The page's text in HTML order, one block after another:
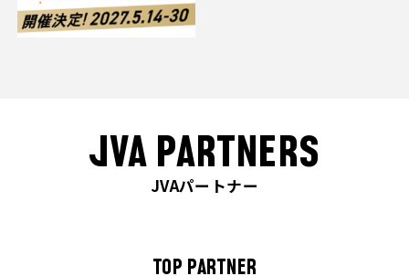
JVA PARTNERS
JVAパートナー
TOP PARTNER